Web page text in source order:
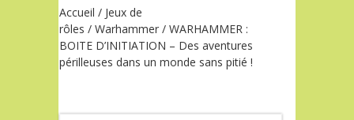
Accueil / Jeux de
rôles / Warhammer / WARHAMMER :
BOITE D’INITIATION – Des aventures
périlleuses dans un monde sans pitié !